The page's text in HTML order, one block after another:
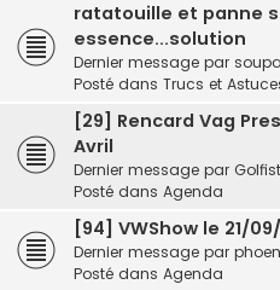
ratatouille et panne
essence...solution
Dernier message par
Posté dans Trucs et
[29] Rencard Vag
Avril
Dernier message par
Posté dans Agenda
[94] VWShow le 21/
Dernier message par
Posté dans Agenda